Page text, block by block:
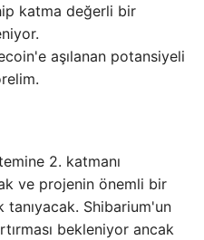
katma değerli bir
aşılanan potansiyeli
2. katmanı
ve projenin önemli bir
tanıyacak. Shibarium'un
bekleniyor ancak